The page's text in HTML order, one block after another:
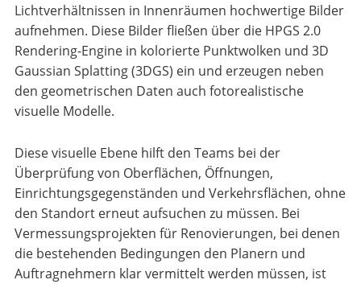
Lichtverhältnissen in Innenräumen hochwertige Bilder
aufnehmen. Diese Bilder fließen über die HPGS 2.0
Rendering-Engine in kolorierte Punktwolken und 3D
Gaussian Splatting (3DGS) ein und erzeugen neben
den geometrischen Daten auch fotorealistische
visuelle Modelle.
Diese visuelle Ebene hilft den Teams bei der
Überprüfung von Oberflächen, Öffnungen,
Einrichtungsgegenständen und Verkehrsflächen, ohne
den Standort erneut aufsuchen zu müssen. Bei
Vermessungsprojekten für Renovierungen, bei denen
die bestehenden Bedingungen den Planern und
Auftragnehmern klar vermittelt werden müssen, ist